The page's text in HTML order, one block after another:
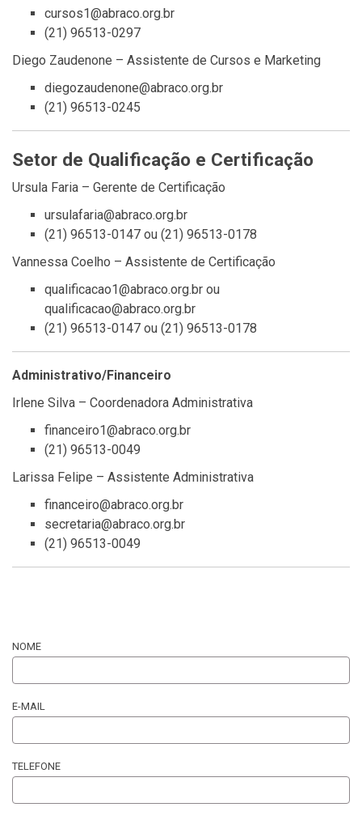
cursos1@abraco.org.br
(21) 96513-0297
Diego Zaudenone – Assistente de Cursos e Marketing
diegozaudenone@abraco.org.br
(21) 96513-0245
Setor de Qualificação e Certificação
Ursula Faria – Gerente de Certificação
ursulafaria@abraco.org.br
(21) 96513-0147 ou (21) 96513-0178
Vannessa Coelho – Assistente de Certificação
qualificacao1@abraco.org.br ou
qualificacao@abraco.org.br
(21) 96513-0147 ou (21) 96513-0178
Administrativo/Financeiro
Irlene Silva – Coordenadora Administrativa
financeiro1@abraco.org.br
(21) 96513-0049
Larissa Felipe – Assistente Administrativa
financeiro@abraco.org.br
secretaria@abraco.org.br
(21) 96513-0049
NOME
E-MAIL
TELEFONE